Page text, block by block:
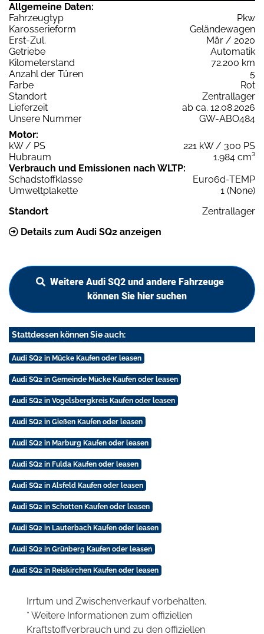
Allgemeine Daten:
Fahrzeugtyp
Pkw
Karosserieform
Geländewagen
Erst-Zul.
Mär / 2020
Getriebe
Automatik
Kilometerstand
72.200 km
Anzahl der Türen
5
Farbe
Rot
Standort
Zentrallager
Lieferzeit
ab ca. 12.08.2026
Unsere Nummer
GW-ABO484
Motor:
kW / PS
221 kW / 300 PS
Hubraum
1.984 cm³
Verbrauch und Emissionen nach WLTP:
Schadstoffklasse
Euro6d-TEMP
Umweltplakette
1 (None)
Standort
Zentrallager
Details zum Audi SQ2 anzeigen
Weitere Audi SQ2 und andere Fahrzeuge
können Sie hier suchen
Stattdessen können Sie auch:
Audi SQ2 in Mücke Kaufen oder leasen
Audi SQ2 in Gemeinde Mücke Kaufen oder leasen
Audi SQ2 in Vogelsbergkreis Kaufen oder leasen
Audi SQ2 in Gießen Kaufen oder leasen
Audi SQ2 in Marburg Kaufen oder leasen
Audi SQ2 in Fulda Kaufen oder leasen
Audi SQ2 in Alsfeld Kaufen oder leasen
Audi SQ2 in Schotten Kaufen oder leasen
Audi SQ2 in Lauterbach Kaufen oder leasen
Audi SQ2 in Grünberg Kaufen oder leasen
Audi SQ2 in Reiskirchen Kaufen oder leasen
Irrtum und Zwischenverkauf vorbehalten.
* Weitere Informationen zum offiziellen
Kraftstoffverbrauch und zu den offiziellen